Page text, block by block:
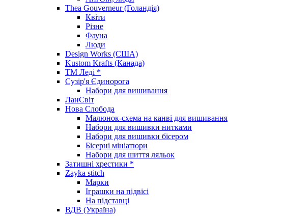
Thea Gouverneur (Голандія)
Квіти
Різне
Фауна
Люди
Design Works (США)
Kustom Krafts (Канада)
ТМ Леді *
Сузір'я Єдинорога
Набори для вишивання
ЛанСвіт
Нова Слобода
Малюнок-схема на канві для вишивання
Набори для вишивки нитками
Набори для вишивки бісером
Бісерні мініатюри
Набори для шиття ляльок
Затишні хрестики *
Zayka stitch
Марки
Іграшки на підвісі
На підставці
ВДВ (Україна)